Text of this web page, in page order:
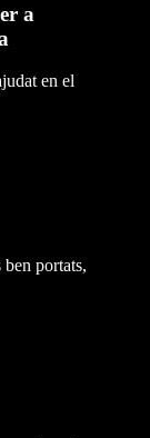
a
en el
portats,